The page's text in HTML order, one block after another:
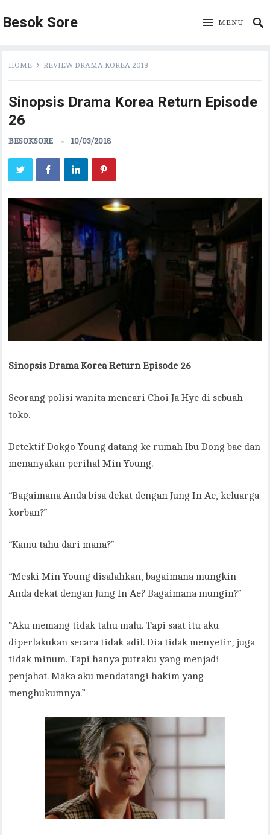
Besok Sore MENU
HOME REVIEW DRAMA KOREA 2018
Sinopsis Drama Korea Return Episode
26
BESOKSORE 10/03/2018
Sinopsis Drama Korea Return Episode 26
Seorang polisi wanita mencari Choi Ja Hye di sebuah
toko.
Detektif Dokgo Young datang ke rumah Ibu Dong bae dan
menanyakan perihal Min Young.
“Bagaimana Anda bisa dekat dengan Jung In Ae, keluarga
korban?”
“Kamu tahu dari mana?”
“Meski Min Young disalahkan, bagaimana mungkin
Anda dekat dengan Jung In Ae? Bagaimana mungin?”
“Aku memang tidak tahu malu. Tapi saat itu aku
diperlakukan secara tidak adil. Dia tidak menyetir, juga
tidak minum. Tapi hanya putraku yang menjadi
penjahat. Maka aku mendatangi hakim yang
menghukumnya.”